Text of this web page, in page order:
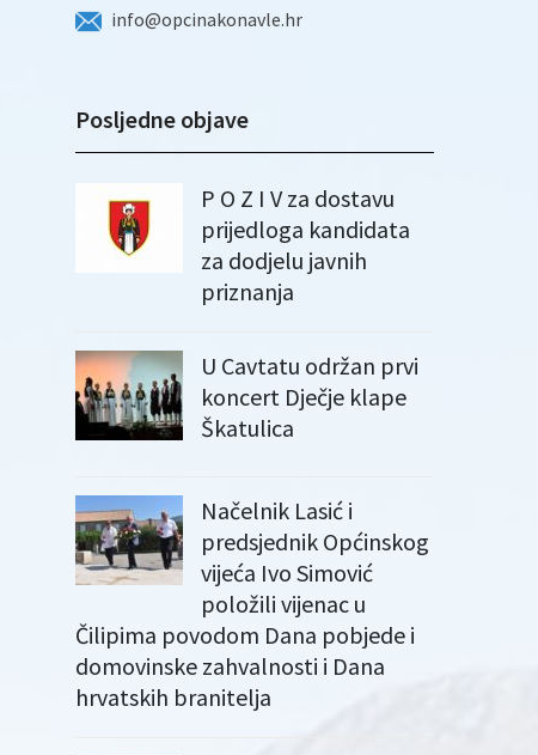
info@opcinakonavle.hr
Posljedne objave
P O Z I V za dostavu
prijedloga kandidata
za dodjelu javnih
priznanja
U Cavtatu održan prvi
koncert Dječje klape
Škatulica
Načelnik Lasić i
predsjednik Općinskog
vijeća Ivo Simović
položili vijenac u
Čilipima povodom Dana pobjede i
domovinske zahvalnosti i Dana
hrvatskih branitelja